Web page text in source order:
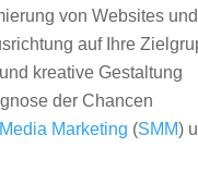
von Websites und
auf Ihre
kreative Gestaltung
der Chancen
Marketing (SMM)